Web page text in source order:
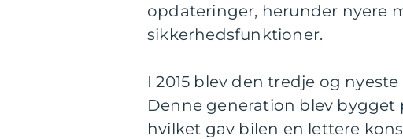
opdateringer, herunder nyere
sikkerhedsfunktioner.
I 2015 blev den tredje og
Denne generation blev bygget
hvilket gav bilen en lettere